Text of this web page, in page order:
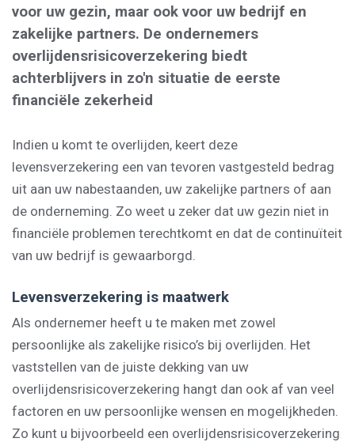
voor uw gezin, maar ook voor uw bedrijf en
zakelijke partners. De ondernemers
overlijdensrisicoverzekering biedt
achterblijvers in zo'n situatie de eerste
financiële zekerheid
Indien u komt te overlijden, keert deze
levensverzekering een van tevoren vastgesteld bedrag
uit aan uw nabestaanden, uw zakelijke partners of aan
de onderneming. Zo weet u zeker dat uw gezin niet in
financiële problemen terechtkomt en dat de continuïteit
van uw bedrijf is gewaarborgd.
Levensverzekering is maatwerk
Als ondernemer heeft u te maken met zowel
persoonlijke als zakelijke risico’s bij overlijden. Het
vaststellen van de juiste dekking van uw
overlijdensrisicoverzekering hangt dan ook af van veel
factoren en uw persoonlijke wensen en mogelijkheden.
Zo kunt u bijvoorbeeld een overlijdensrisicoverzekering